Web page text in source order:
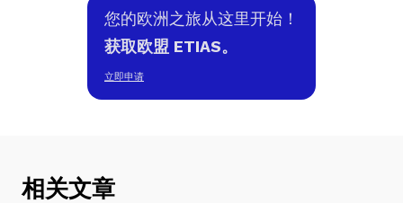
您的欧洲之旅从这里开始！
获取欧盟 ETIAS。
立即申请
相关文章